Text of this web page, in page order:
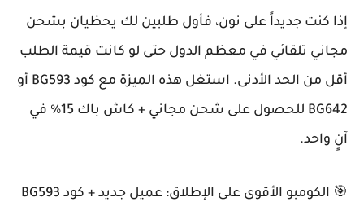
إذا كنت جديداً على نون، فأول طلبين لك يحظيان بشحن
مجاني تلقائي في معظم الدول حتى لو كانت قيمة الطلب
أقل من الحد الأدنى. استغل هذه الميزة مع كود BG593 أو
BG642 للحصول على شحن مجاني + كاش باك 15% في
آنٍ واحد.
🎯 الكومبو الأقوى على الإطلاق: عميل جديد + كود BG593